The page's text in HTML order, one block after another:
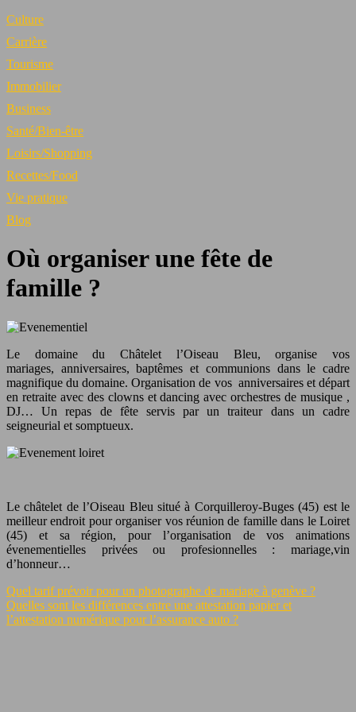
Culture
Carrière
Tourisme
Immobilier
Business
Santé/Bien-être
Loisirs/Shopping
Recettes/Food
Vie pratique
Blog
Où organiser une fête de
famille ?
Le domaine du Châtelet l’Oiseau Bleu, organise vos
mariages, anniversaires, baptêmes et communions dans le cadre
magnifique du domaine. Organisation de vos anniversaires et départ
en retraite avec des clowns et dancing avec orchestres de musique ,
DJ… Un repas de fête servis par un traiteur dans un cadre
seigneurial et somptueux.
Le châtelet de l’Oiseau Bleu situé à Corquilleroy-Buges (45) est le
meilleur endroit pour organiser vos réunion de famille dans le Loiret
(45) et sa région, pour l’organisation de vos animations
évenementielles privées ou profesionnelles : mariage,vin
d’honneur…
Quel tarif prévoir pour un photographe de mariage à genève ?
Quelles sont les différences entre une attestation papier et
l’attestation numérique pour l’assurance auto ?